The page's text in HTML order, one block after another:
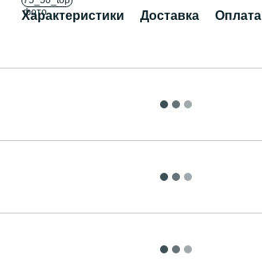
Характеристики Доставка Оплата